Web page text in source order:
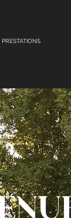
PRESTATIONS